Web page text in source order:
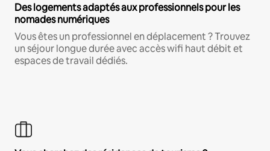
Des logements adaptés aux professionnels pour les
nomades numériques
Vous êtes un professionnel en déplacement ? Trouvez
un séjour longue durée avec accès wifi haut débit et
espaces de travail dédiés.